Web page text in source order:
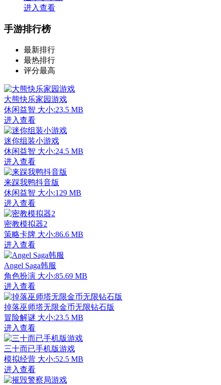
进入查看
手游排行榜
最新排行
最热排行
评分最高
大熊快乐家园游戏
休闲益智 大小:23.5 MB
进入查看
迷你组装小游戏
休闲益智 大小:24.5 MB
进入查看
来踩我鸭抖音版
休闲益智 大小:129 MB
进入查看
密教模拟器2
策略卡牌 大小:86.6 MB
进入查看
Angel Saga韩服
角色扮演 大小:85.69 MB
进入查看
掉落巫师塔无限金币无限钻石版
冒险解谜 大小:23.5 MB
进入查看
三十而已手机版游戏
模拟经营 大小:52.5 MB
进入查看